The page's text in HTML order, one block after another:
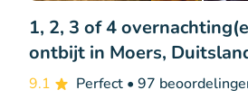
1, 2, 3 of 4
ontbijt in Moers,
9.1 Perfect • 97